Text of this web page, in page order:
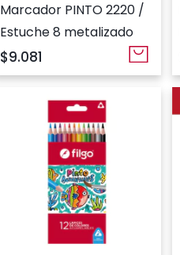
Marcador PINTO 2220 /
Estuche 8 metalizado
$9.081